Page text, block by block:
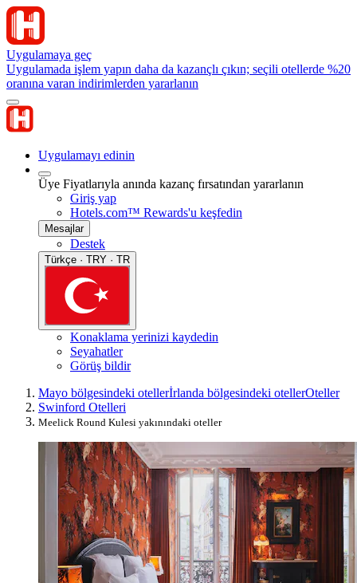
Uygulamaya geç
Uygulamada işlem yapın daha da kazançlı çıkın; seçili otellerde %20
oranına varan indirimlerden yararlanın
Uygulamayı edinin
Üye Fiyatlarıyla anında kazanç fırsatından yararlanın
Giriş yap
Hotels.com™ Rewards'u keşfedin
Mesajlar
Destek
Türkçe · TRY · TR
Konaklama yerinizi kaydedin
Seyahatler
Görüş bildir
Mayo bölgesindeki otellerİrlanda bölgesindeki otellerOteller
Swinford Otelleri
Meelick Round Kulesi yakınındaki oteller